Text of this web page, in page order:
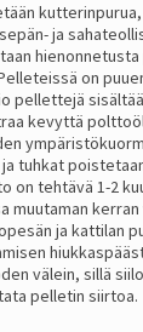
kutterinpurua,
ja
hienonnetusta
on
pellettejä
kevyttä
tuhkat
on tehtävä 1-2
ja kattilan
välein, sillä
pelletin siirtoa.